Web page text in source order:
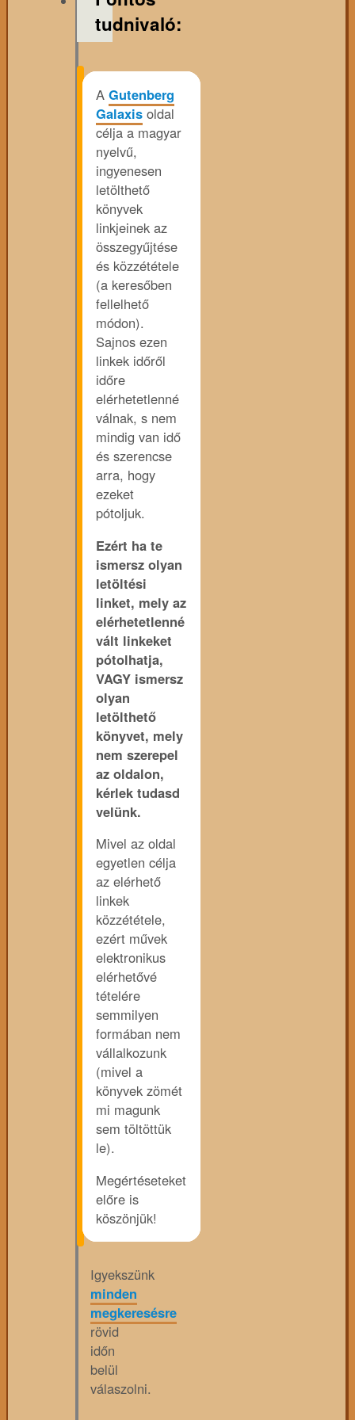
tudnivaló:
A Gutenberg
Galaxis oldal
célja a magyar
nyelvű,
ingyenesen
letölthető
könyvek
linkjeinek az
összegyűjtése
és közzététele
(a keresőben
fellelhető
módon).
Sajnos ezen
linkek időről
időre
elérhetetlenné
válnak, s nem
mindig van idő
és szerencse
arra, hogy
ezeket
pótoljuk.
Ezért ha te
ismersz olyan
letöltési
linket, mely az
elérhetetlenné
vált linkeket
pótolhatja,
VAGY ismersz
olyan
letölthető
könyvet, mely
nem szerepel
az oldalon,
kérlek tudasd
velünk.
Mivel az oldal
egyetlen célja
az elérhető
linkek
közzététele,
ezért művek
elektronikus
elérhetővé
tételére
semmilyen
formában nem
vállalkozunk
(mivel a
könyvek zömét
mi magunk
sem töltöttük
le).
Megértéseteket
előre is
köszönjük!
Igyekszünk
minden
megkeresésre
rövid
időn
belül
válaszolni.